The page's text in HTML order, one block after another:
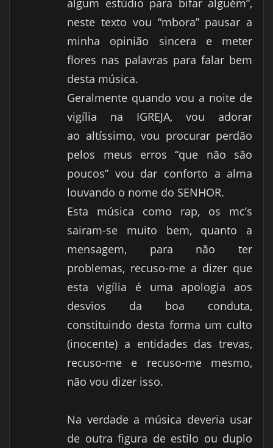
algum estúdio para bifar alguém”,
neste texto vou “mbora” pausar a
minha opinião sincera e meter
flores nas palavras para falar bem
desta música.
Geralmente quando vou a noite de
vigília na IGREJA, vou adorar
ao altíssimo, vou procurar perdão
pelos meus erros “que não são
poucos” vou dar conforto a alma
louvando o nome do SENHOR.
Esta música como rap, os mc’s
sairam-se muito bem, quanto a
mensagem, para não ter
problemas, recuso-me a dizer que
esta vigília é uma apologia aos
desvios da boa conduta,
constituindo desta forma um culto
(inocente) a entidades das trevas,
recuso-me e recuso-me mesmo,
não vou dizer isso.
Na verdade a música deveria usar
de outra figura de estilo ou duplo